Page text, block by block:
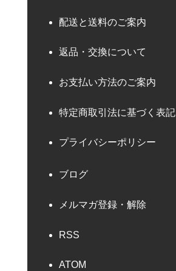
配送と送料のご案内
返品・交換について
お支払い方法のご案内
特定商取引法に基づく表記
プライバシーポリシー
ブログ
メルマガ登録・解除
RSS
ATOM